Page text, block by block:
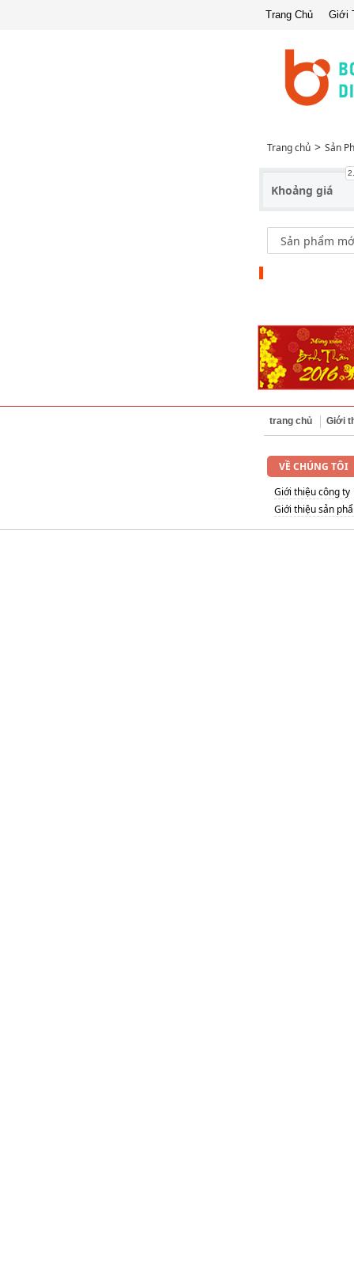
Trang Chủ Giới
Trang chủ Sản
Khoảng giá
trang chủ Giới
VỀ CHÚNG TÔI
Giới thiệu công ty
Giới thiệu sản